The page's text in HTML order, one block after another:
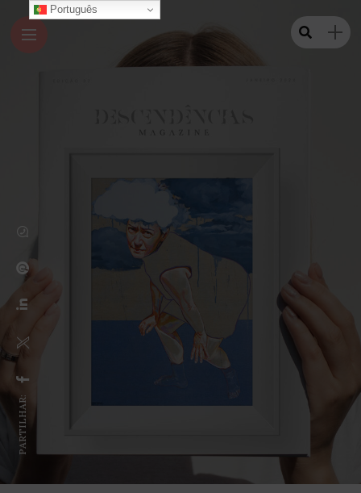
PARTILHAR:
Português